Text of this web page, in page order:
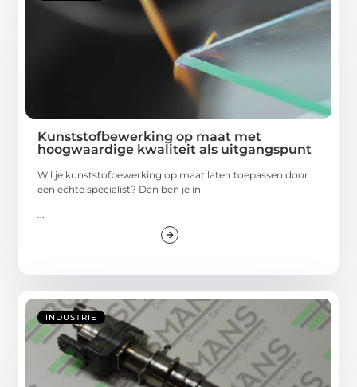
Kunststofbewerking op maat met
hoogwaardige kwaliteit als uitgangspunt
Wil je kunststofbewerking op maat laten toepassen door
een echte specialist? Dan ben je in
...
INDUSTRIE